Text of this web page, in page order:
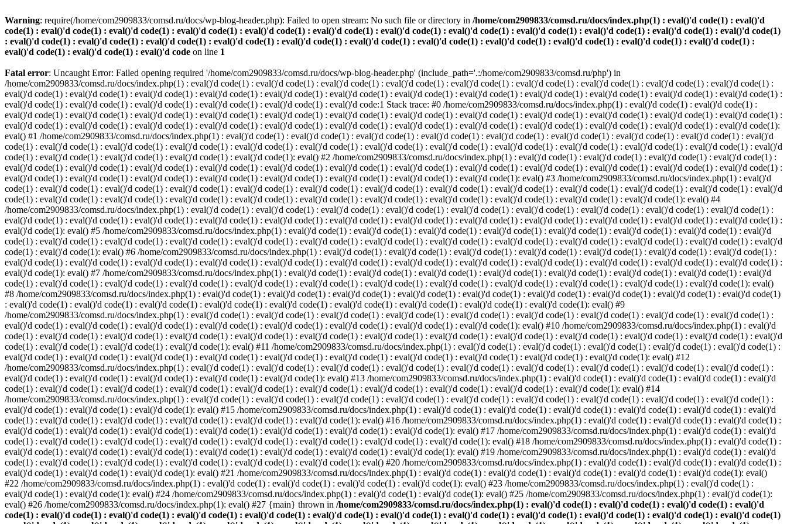
Warning: require(/home/com2909833/comsd.ru/docs/wp-blog-header.php): Failed to open stream: No such file or directory in /home/com2909833/comsd.ru/docs/index.php(1) : eval()'d code(1) : eval()'d
code(1) : eval()'d code(1) : eval()'d code(1) : eval()'d code(1) : eval()'d code(1) : eval()'d code(1) : eval()'d code(1) : eval()'d code(1) : eval()'d code(1) : eval()'d code(1) : eval()'d code(1) : eval()'d code(1)
: eval()'d code(1) : eval()'d code(1) : eval()'d code(1) : eval()'d code(1) : eval()'d code(1) : eval()'d code(1) : eval()'d code(1) : eval()'d code(1) : eval()'d code(1) : eval()'d code(1) : eval()'d code(1) :
eval()'d code(1) : eval()'d code(1) : eval()'d code on line 1
Fatal error: Uncaught Error: Failed opening required '/home/com2909833/comsd.ru/docs/wp-blog-header.php' (include_path='.:/home/com2909833/comsd.ru/php') in
/home/com2909833/comsd.ru/docs/index.php(1) : eval()'d code(1) : eval()'d code(1) : eval()'d code(1) : eval()'d code(1) : eval()'d code(1) : eval()'d code(1) : eval()'d code(1) : eval()'d code(1) : eval()'d code(1) :
eval()'d code(1) : eval()'d code(1) : eval()'d code(1) : eval()'d code(1) : eval()'d code(1) : eval()'d code(1) : eval()'d code(1) : eval()'d code(1) : eval()'d code(1) : eval()'d code(1) : eval()'d code(1) : eval()'d code(1) :
eval()'d code(1) : eval()'d code(1) : eval()'d code(1) : eval()'d code(1) : eval()'d code(1) : eval()'d code:1 Stack trace: #0 /home/com2909833/comsd.ru/docs/index.php(1) : eval()'d code(1) : eval()'d code(1) :
eval()'d code(1) : eval()'d code(1) : eval()'d code(1) : eval()'d code(1) : eval()'d code(1) : eval()'d code(1) : eval()'d code(1) : eval()'d code(1) : eval()'d code(1) : eval()'d code(1) : eval()'d code(1) : eval()'d code(1) :
eval()'d code(1) : eval()'d code(1) : eval()'d code(1) : eval()'d code(1) : eval()'d code(1) : eval()'d code(1) : eval()'d code(1) : eval()'d code(1) : eval()'d code(1) : eval()'d code(1) : eval()'d code(1) : eval()'d code(1):
eval() #1 /home/com2909833/comsd.ru/docs/index.php(1) : eval()'d code(1) : eval()'d code(1) : eval()'d code(1) : eval()'d code(1) : eval()'d code(1) : eval()'d code(1) : eval()'d code(1) : eval()'d code(1) : eval()'d
code(1) : eval()'d code(1) : eval()'d code(1) : eval()'d code(1) : eval()'d code(1) : eval()'d code(1) : eval()'d code(1) : eval()'d code(1) : eval()'d code(1) : eval()'d code(1) : eval()'d code(1) : eval()'d code(1) : eval()'d
code(1) : eval()'d code(1) : eval()'d code(1) : eval()'d code(1) : eval()'d code(1): eval() #2 /home/com2909833/comsd.ru/docs/index.php(1) : eval()'d code(1) : eval()'d code(1) : eval()'d code(1) : eval()'d code(1) :
eval()'d code(1) : eval()'d code(1) : eval()'d code(1) : eval()'d code(1) : eval()'d code(1) : eval()'d code(1) : eval()'d code(1) : eval()'d code(1) : eval()'d code(1) : eval()'d code(1) : eval()'d code(1) : eval()'d code(1) :
eval()'d code(1) : eval()'d code(1) : eval()'d code(1) : eval()'d code(1) : eval()'d code(1) : eval()'d code(1) : eval()'d code(1) : eval()'d code(1): eval() #3 /home/com2909833/comsd.ru/docs/index.php(1) : eval()'d
code(1) : eval()'d code(1) : eval()'d code(1) : eval()'d code(1) : eval()'d code(1) : eval()'d code(1) : eval()'d code(1) : eval()'d code(1) : eval()'d code(1) : eval()'d code(1) : eval()'d code(1) : eval()'d code(1) : eval()'d
code(1) : eval()'d code(1) : eval()'d code(1) : eval()'d code(1) : eval()'d code(1) : eval()'d code(1) : eval()'d code(1) : eval()'d code(1) : eval()'d code(1) : eval()'d code(1) : eval()'d code(1): eval() #4
/home/com2909833/comsd.ru/docs/index.php(1) : eval()'d code(1) : eval()'d code(1) : eval()'d code(1) : eval()'d code(1) : eval()'d code(1) : eval()'d code(1) : eval()'d code(1) : eval()'d code(1) : eval()'d code(1) :
eval()'d code(1) : eval()'d code(1) : eval()'d code(1) : eval()'d code(1) : eval()'d code(1) : eval()'d code(1) : eval()'d code(1) : eval()'d code(1) : eval()'d code(1) : eval()'d code(1) : eval()'d code(1) : eval()'d code(1) :
eval()'d code(1): eval() #5 /home/com2909833/comsd.ru/docs/index.php(1) : eval()'d code(1) : eval()'d code(1) : eval()'d code(1) : eval()'d code(1) : eval()'d code(1) : eval()'d code(1) : eval()'d code(1) : eval()'d
code(1) : eval()'d code(1) : eval()'d code(1) : eval()'d code(1) : eval()'d code(1) : eval()'d code(1) : eval()'d code(1) : eval()'d code(1) : eval()'d code(1) : eval()'d code(1) : eval()'d code(1) : eval()'d code(1) : eval()'d
code(1) : eval()'d code(1): eval() #6 /home/com2909833/comsd.ru/docs/index.php(1) : eval()'d code(1) : eval()'d code(1) : eval()'d code(1) : eval()'d code(1) : eval()'d code(1) : eval()'d code(1) : eval()'d code(1) :
eval()'d code(1) : eval()'d code(1) : eval()'d code(1) : eval()'d code(1) : eval()'d code(1) : eval()'d code(1) : eval()'d code(1) : eval()'d code(1) : eval()'d code(1) : eval()'d code(1) : eval()'d code(1) : eval()'d code(1) :
eval()'d code(1): eval() #7 /home/com2909833/comsd.ru/docs/index.php(1) : eval()'d code(1) : eval()'d code(1) : eval()'d code(1) : eval()'d code(1) : eval()'d code(1) : eval()'d code(1) : eval()'d code(1) : eval()'d
code(1) : eval()'d code(1) : eval()'d code(1) : eval()'d code(1) : eval()'d code(1) : eval()'d code(1) : eval()'d code(1) : eval()'d code(1) : eval()'d code(1) : eval()'d code(1) : eval()'d code(1) : eval()'d code(1): eval()
#8 /home/com2909833/comsd.ru/docs/index.php(1) : eval()'d code(1) : eval()'d code(1) : eval()'d code(1) : eval()'d code(1) : eval()'d code(1) : eval()'d code(1) : eval()'d code(1) : eval()'d code(1) : eval()'d code(1)
: eval()'d code(1) : eval()'d code(1) : eval()'d code(1) : eval()'d code(1) : eval()'d code(1) : eval()'d code(1) : eval()'d code(1) : eval()'d code(1) : eval()'d code(1): eval() #9
/home/com2909833/comsd.ru/docs/index.php(1) : eval()'d code(1) : eval()'d code(1) : eval()'d code(1) : eval()'d code(1) : eval()'d code(1) : eval()'d code(1) : eval()'d code(1) : eval()'d code(1) : eval()'d code(1) :
eval()'d code(1) : eval()'d code(1) : eval()'d code(1) : eval()'d code(1) : eval()'d code(1) : eval()'d code(1) : eval()'d code(1) : eval()'d code(1): eval() #10 /home/com2909833/comsd.ru/docs/index.php(1) : eval()'d
code(1) : eval()'d code(1) : eval()'d code(1) : eval()'d code(1) : eval()'d code(1) : eval()'d code(1) : eval()'d code(1) : eval()'d code(1) : eval()'d code(1) : eval()'d code(1) : eval()'d code(1) : eval()'d code(1) : eval()'d
code(1) : eval()'d code(1) : eval()'d code(1) : eval()'d code(1): eval() #11 /home/com2909833/comsd.ru/docs/index.php(1) : eval()'d code(1) : eval()'d code(1) : eval()'d code(1) : eval()'d code(1) : eval()'d code(1) :
eval()'d code(1) : eval()'d code(1) : eval()'d code(1) : eval()'d code(1) : eval()'d code(1) : eval()'d code(1) : eval()'d code(1) : eval()'d code(1) : eval()'d code(1) : eval()'d code(1): eval() #12
/home/com2909833/comsd.ru/docs/index.php(1) : eval()'d code(1) : eval()'d code(1) : eval()'d code(1) : eval()'d code(1) : eval()'d code(1) : eval()'d code(1) : eval()'d code(1) : eval()'d code(1) : eval()'d code(1) :
eval()'d code(1) : eval()'d code(1) : eval()'d code(1) : eval()'d code(1) : eval()'d code(1): eval() #13 /home/com2909833/comsd.ru/docs/index.php(1) : eval()'d code(1) : eval()'d code(1) : eval()'d code(1) : eval()'d
code(1) : eval()'d code(1) : eval()'d code(1) : eval()'d code(1) : eval()'d code(1) : eval()'d code(1) : eval()'d code(1) : eval()'d code(1) : eval()'d code(1) : eval()'d code(1): eval() #14
/home/com2909833/comsd.ru/docs/index.php(1) : eval()'d code(1) : eval()'d code(1) : eval()'d code(1) : eval()'d code(1) : eval()'d code(1) : eval()'d code(1) : eval()'d code(1) : eval()'d code(1) : eval()'d code(1) :
eval()'d code(1) : eval()'d code(1) : eval()'d code(1): eval() #15 /home/com2909833/comsd.ru/docs/index.php(1) : eval()'d code(1) : eval()'d code(1) : eval()'d code(1) : eval()'d code(1) : eval()'d code(1) : eval()'d
code(1) : eval()'d code(1) : eval()'d code(1) : eval()'d code(1) : eval()'d code(1) : eval()'d code(1): eval() #16 /home/com2909833/comsd.ru/docs/index.php(1) : eval()'d code(1) : eval()'d code(1) : eval()'d code(1) :
eval()'d code(1) : eval()'d code(1) : eval()'d code(1) : eval()'d code(1) : eval()'d code(1) : eval()'d code(1) : eval()'d code(1): eval() #17 /home/com2909833/comsd.ru/docs/index.php(1) : eval()'d code(1) : eval()'d
code(1) : eval()'d code(1) : eval()'d code(1) : eval()'d code(1) : eval()'d code(1) : eval()'d code(1) : eval()'d code(1) : eval()'d code(1): eval() #18 /home/com2909833/comsd.ru/docs/index.php(1) : eval()'d code(1) :
eval()'d code(1) : eval()'d code(1) : eval()'d code(1) : eval()'d code(1) : eval()'d code(1) : eval()'d code(1) : eval()'d code(1): eval() #19 /home/com2909833/comsd.ru/docs/index.php(1) : eval()'d code(1) : eval()'d
code(1) : eval()'d code(1) : eval()'d code(1) : eval()'d code(1) : eval()'d code(1) : eval()'d code(1): eval() #20 /home/com2909833/comsd.ru/docs/index.php(1) : eval()'d code(1) : eval()'d code(1) : eval()'d code(1) :
eval()'d code(1) : eval()'d code(1) : eval()'d code(1): eval() #21 /home/com2909833/comsd.ru/docs/index.php(1) : eval()'d code(1) : eval()'d code(1) : eval()'d code(1) : eval()'d code(1) : eval()'d code(1): eval()
#22 /home/com2909833/comsd.ru/docs/index.php(1) : eval()'d code(1) : eval()'d code(1) : eval()'d code(1) : eval()'d code(1): eval() #23 /home/com2909833/comsd.ru/docs/index.php(1) : eval()'d code(1) :
eval()'d code(1) : eval()'d code(1): eval() #24 /home/com2909833/comsd.ru/docs/index.php(1) : eval()'d code(1) : eval()'d code(1): eval() #25 /home/com2909833/comsd.ru/docs/index.php(1) : eval()'d code(1):
eval() #26 /home/com2909833/comsd.ru/docs/index.php(1): eval() #27 {main} thrown in /home/com2909833/comsd.ru/docs/index.php(1) : eval()'d code(1) : eval()'d code(1) : eval()'d code(1) : eval()'d
code(1) : eval()'d code(1) : eval()'d code(1) : eval()'d code(1) : eval()'d code(1) : eval()'d code(1) : eval()'d code(1) : eval()'d code(1) : eval()'d code(1) : eval()'d code(1) : eval()'d code(1) : eval()'d code(1)